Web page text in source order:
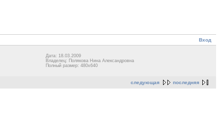
Вход
Дата: 18.03.2009
Владелец: Полякова Нина Александровна
Полный размер: 480x640
следующая последняя